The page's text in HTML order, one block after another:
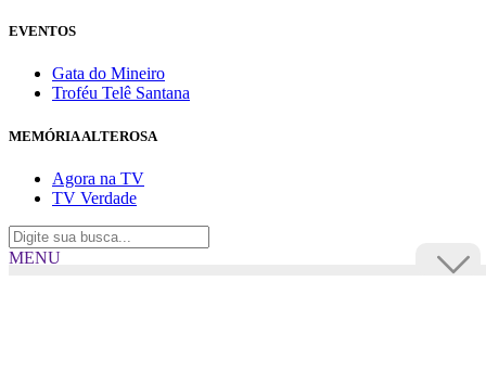
EVENTOS
Gata do Mineiro
Troféu Telê Santana
MEMÓRIA ALTEROSA
Agora na TV
TV Verdade
MENU